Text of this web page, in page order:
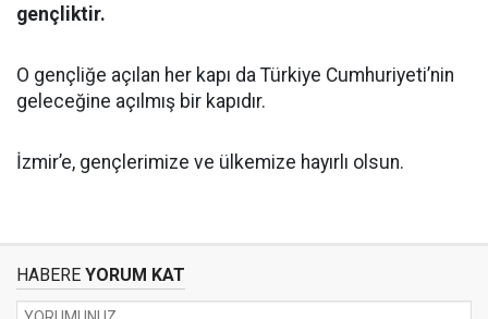
gençliktir.
O gençliğe açılan her kapı da Türkiye Cumhuriyeti’nin
geleceğine açılmış bir kapıdır.
İzmir’e, gençlerimize ve ülkemize hayırlı olsun.
HABERE YORUM KAT